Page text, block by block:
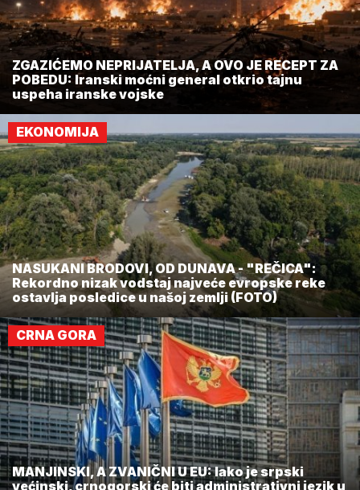
ZGAZIĆEMO NEPRIJATELJA, A OVO JE RECEPT ZA
POBEDU: Iranski moćni general otkrio tajnu
uspeha iranske vojske
EKONOMIJA
NASUKANI BRODOVI, OD DUNAVA - "REČICA":
Rekordno nizak vodstaj najveće evropske reke
ostavlja posledice u našoj zemlji (FOTO)
CRNA GORA
MANJINSKI, A ZVANIČNI U EU: Iako je srpski
većinski, crnogorski će biti administrativni jezik u